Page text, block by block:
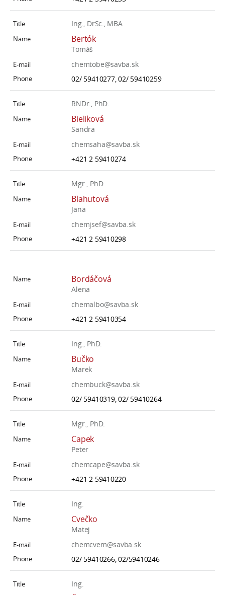
Ing., DrSc., MBA
Bertók
Tomáš
chemtobe@savba.sk
02/ 59410277, 02/ 59410259
RNDr., PhD.
Bieliková
Sandra
chemsaha@savba.sk
+421 2 59410274
Mgr., PhD.
Blahutová
Jana
chemjsef@savba.sk
+421 2 59410298
Bordáčová
Alena
chemalbo@savba.sk
+421 2 59410354
Ing., PhD.
Bučko
Marek
chembuck@savba.sk
02/ 59410319, 02/ 59410264
Mgr., PhD.
Capek
Peter
chemcape@savba.sk
+421 2 59410220
Ing.
Cvečko
Matej
chemcvem@savba.sk
02/ 59410266, 02/59410246
Ing.